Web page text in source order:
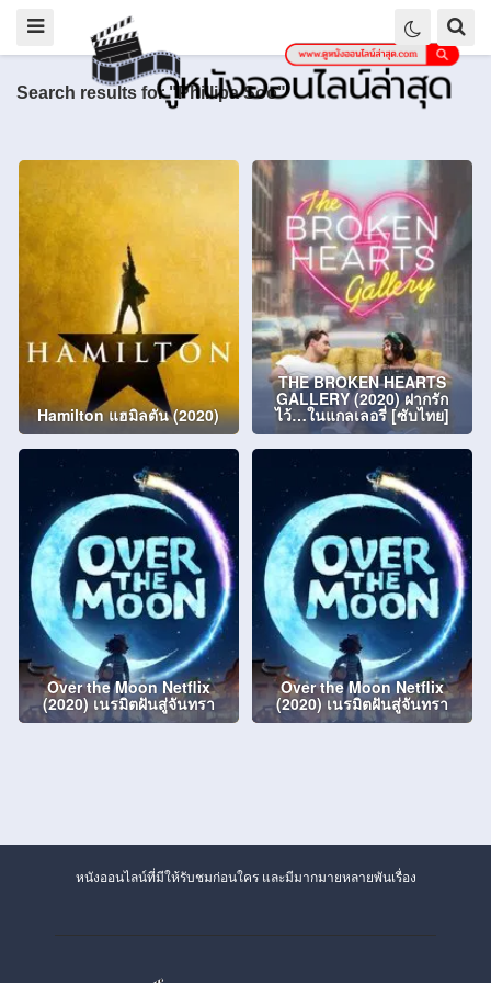
Search results for "Phillipa Soo"
Hamilton แฮมิลตัน (2020)
THE BROKEN HEARTS
GALLERY (2020) ฝากรัก
ไว้…ในแกลเลอรี่ [ซับไทย]
Over the Moon Netflix
(2020) เนรมิตฝันสู่จันทรา
Over the Moon Netflix
(2020) เนรมิตฝันสู่จันทรา
หนังออนไลน์ที่มีให้รับชมก่อนใคร และมีมากมายหลายพันเรื่อง